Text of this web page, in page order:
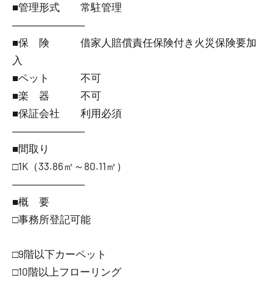
■管理形式 常駐管理
―――――――
■保 険 借家人賠償責任保険付き火災保険要加
入
■ペット 不可
■楽 器 不可
■保証会社 利用必須
―――――――
■間取り
□1K（33.86㎡～80.11㎡）
―――――――
■概 要
□事務所登記可能
□9階以下カーペット
□10階以上フローリング